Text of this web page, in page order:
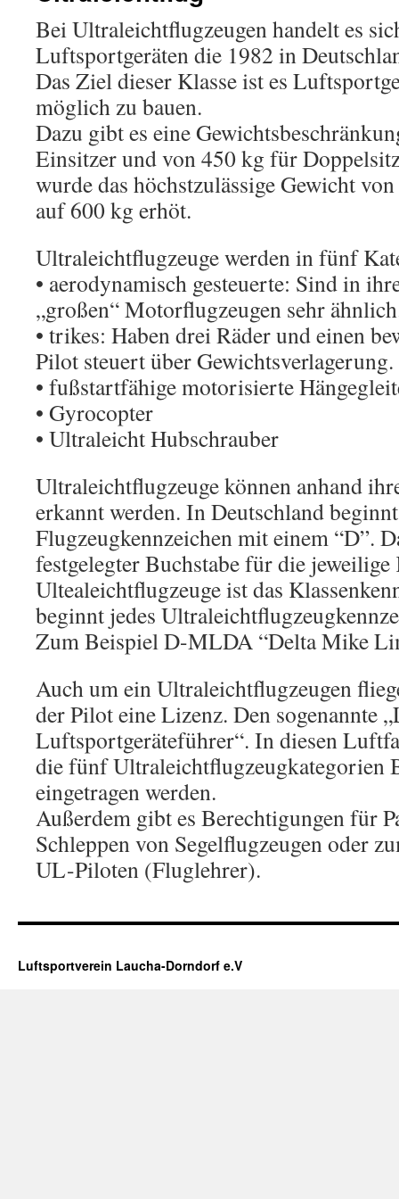
Bei Ultraleichtflugzeugen handelt es
Luftsportgeräten die 1982 in
Das Ziel dieser Klasse ist es
möglich zu bauen.
Dazu gibt es eine
Einsitzer und von 450 kg für
wurde das höchstzulässige Gewicht
auf 600 kg erhöt.
Ultraleichtflugzeuge werden in fünf
• aerodynamisch gesteuerte: Sind in
„großen“ Motorflugzeugen sehr
• trikes: Haben drei Räder und einen
Pilot steuert über Gewichtsverlagerung.
• fußstartfähige motorisierte
• Gyrocopter
• Ultraleicht Hubschrauber
Ultraleichtflugzeuge können anhand
erkannt werden. In Deutschland
Flugzeugkennzeichen mit einem “D”.
festgelegter Buchstabe für die jeweilige
Ultealeichtflugzeuge ist das
beginnt jedes
Zum Beispiel D-MLDA “Delta Mike
Auch um ein Ultraleichtflugzeugen
der Pilot eine Lizenz. Den sogenannte
Luftsportgeräteführer“. In diesen
die fünf Ultraleichtflugzeugkategorien
eingetragen werden.
Außerdem gibt es Berechtigungen für
Schleppen von Segelflugzeugen oder
UL-Piloten (Fluglehrer).
Luftsportverein Laucha-Dorndorf e.V